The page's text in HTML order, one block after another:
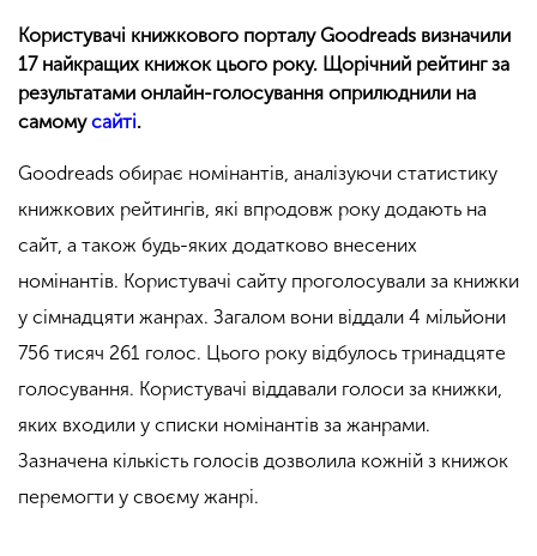
Користувачі книжкового порталу Goodreads визначили
17 найкращих книжок цього року. Щорічний рейтинг за
результатами онлайн-голосування оприлюднили на
самомусайті.
Goodreads обирає номінантів, аналізуючи статистику
книжкових рейтингів, які впродовж року додають на
сайт, а також будь-яких додатково внесених
номінантів. Користувачі сайту проголосували за книжки
у сімнадцяти жанрах. Загалом вони віддали 4 мільйони
756 тисяч 261 голос. Цього року відбулось тринадцяте
голосування. Користувачі віддавали голоси за книжки,
яких входили у списки номінантів за жанрами.
Зазначена кількість голосів дозволила кожній з книжок
перемогти у своєму жанрі.